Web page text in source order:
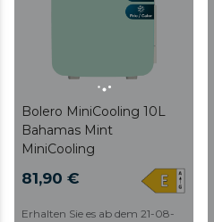
Bolero MiniCooling 10L
Bahamas Mint
MiniCooling
81,90 €
Erhalten Sie es ab dem 21-08-